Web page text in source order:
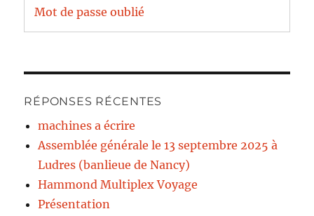
Mot de passe oublié
RÉPONSES RÉCENTES
machines a écrire
Assemblée générale le 13 septembre 2025 à
Ludres (banlieue de Nancy)
Hammond Multiplex Voyage
Présentation